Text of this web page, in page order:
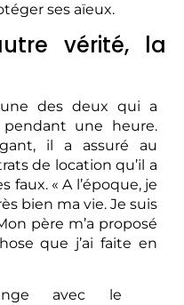
ses aïeux.
vérité, la
des deux qui a
une heure.
il a assuré au
de location qu’il a
faux. « A l’époque, je
bien ma vie. Je suis
père m’a proposé
que j’ai faite en
avec le